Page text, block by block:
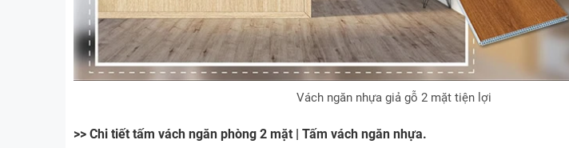
Vách ngăn nhựa giả gỗ 2 mặt tiện lợi
>> Chi tiết tấm vách ngăn phòng 2 mặt | Tấm vách ngăn nhựa.